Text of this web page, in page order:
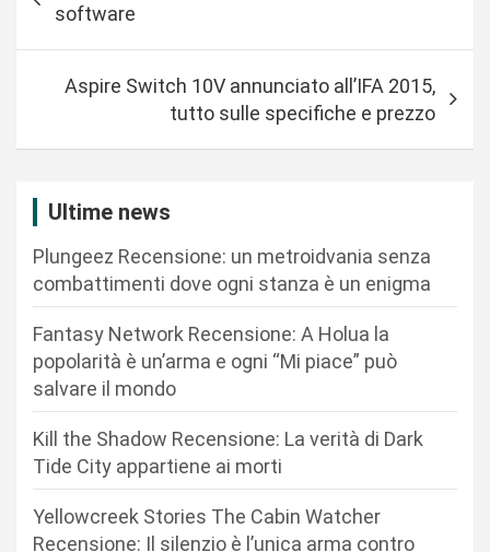
a
software
Aspire Switch 10V annunciato all’IFA 2015,
tutto sulle specifiche e prezzo
Ultime news
Plungeez Recensione: un metroidvania senza
combattimenti dove ogni stanza è un enigma
Fantasy Network Recensione: A Holua la
popolarità è un’arma e ogni “Mi piace” può
salvare il mondo
Kill the Shadow Recensione: La verità di Dark
Tide City appartiene ai morti
Yellowcreek Stories The Cabin Watcher
Recensione: Il silenzio è l’unica arma contro